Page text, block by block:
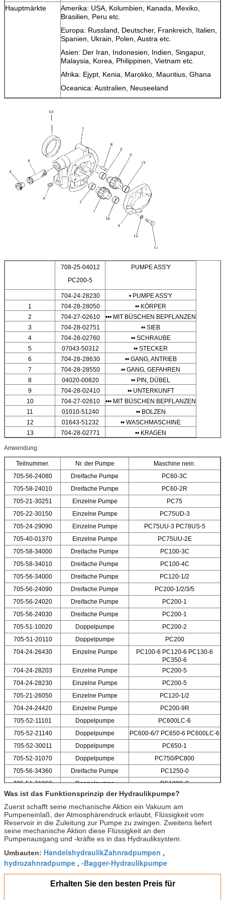
Hauptmärkte
Amerika: USA, Kolumbien, Kanada, Mexiko,
Brasilien, Peru etc.
Europa: Russland, Deutscher, Frankreich, Italien,
Spanien, Ukrain, Polen, Austra etc.
Asien: Der Iran, Indonesien, Indien, Singapur,
Malaysia, Korea, Philippinen, Vietnam etc.
Afrika: Ejypt, Kenia, Marokko, Mauritius, Ghana
Oceanica: Australien, Neuseeland
708-25-04012
PC200-5
PUMPE ASS'Y
704-24-28230
• PUMPE ASS'Y
1
704-28-28050
•• KÖRPER
2
704-27-02610
••• MIT BÜSCHEN BEPFLANZEN
3
704-28-02751
•• SIEB
4
704-28-02760
•• SCHRAUBE
5
07043-50312
•• STECKER
6
704-28-28630
•• GANG, ANTRIEB
7
704-28-28550
•• GANG, GEFAHREN
8
04020-00820
•• PIN, DÜBEL
9
704-28-02410
•• UNTERKUNFT
10
704-27-02610
••• MIT BÜSCHEN BEPFLANZEN
11
01010-51240
•• BOLZEN
12
01643-51232
•• WASCHMASCHINE
13
704-28-02771 •• KRAGEN
Anwendung:
Teilnummer. Nr. der Pumpe
Maschine nein.
705-56-24080
Dreifache Pumpe
PC60-3C
705-58-24010
Dreifache Pumpe
PC60-2R
705-21-30251
Einzelne Pumpe
PC75
705-22-30150
Einzelne Pumpe
PC75UD-3
705-24-29090
Einzelne Pumpe
PC75UU-3 PC78US-5
705-40-01370
Einzelne Pumpe
PC75UU-2E
705-58-34000
Dreifache Pumpe
PC100-3C
705-58-34010
Dreifache Pumpe
PC100-4C
705-56-34000
Dreifache Pumpe
PC120-1/2
705-56-24090
Dreifache Pumpe
PC200-1/2/3/5
705-56-24020
Dreifache Pumpe
PC200-1
705-56-24030
Dreifache Pumpe
PC200-1
705-51-10020
Doppelpumpe
PC200-2
705-51-20110
Doppelpumpe
PC200
704-24-26430
Einzelne Pumpe
PC100-6 PC120-6 PC130-6
PC350-6
704-24-28203
Einzelne Pumpe
PC200-5
704-24-28230
Einzelne Pumpe
PC200-5
705-21-26050
Einzelne Pumpe
PC120-1/2
704-24-24420
Einzelne Pumpe
PC200-9R
705-52-11101
Doppelpumpe
PC600LC-6
705-52-21140
Doppelpumpe
PC600-6/7 PC650-6 PC600LC-6
705-52-30011
Doppelpumpe
PC650-1
705-52-31070
Doppelpumpe
PC750/PC800
705-56-34360
Dreifache Pumpe
PC1250-0
705-51-31060
Doppelpumpe PC1800-C
Was ist das Funktionsprinzip der Hydraulikpumpe?
Zuerst schafft seine mechanische Aktion ein Vakuum am
Pumpeneinlaß, der Atmosphärendruck erlaubt, Flüssigkeit vom
Reservoir in die Zuleitung zur Pumpe zu zwingen. Zweitens liefert
seine mechanische Aktion diese Flüssigkeit an den
Pumpenausgang und -kräfte es in das Hydrauliksystem.
Umbauten: HandelshydraulikZahnradpumpen ,
hydrozahnradpumpe , -Bagger-Hydraulikpumpe
Erhalten Sie den besten Preis für